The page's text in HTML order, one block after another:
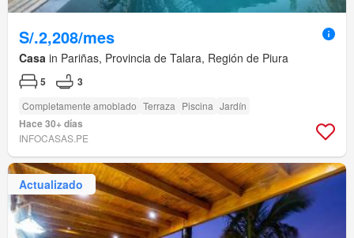
S/.2,208/mes
Casa in Pariñas, Provincia de Talara, Región de Piura
5 3
Completamente amoblado Terraza Piscina Jardín
Hace 30+ días
INFOCASAS.PE
Actualizado